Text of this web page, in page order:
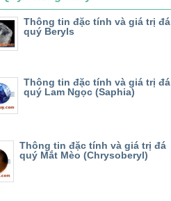
Thông tin đặc tính và giá trị đá
quý Beryls
Thông tin đặc tính và giá trị đá
quý Lam Ngọc (Saphia)
Thông tin đặc tính và giá trị đá
quý Mắt Mèo (Chrysoberyl)